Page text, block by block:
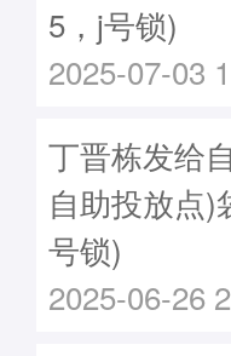
5，j号锁)
2025-07-03
丁晋栋发给
自助投放点)
号锁)
2025-06-26